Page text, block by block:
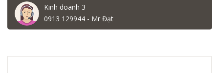
Kinh doanh 3
0913 129944 - Mr Đạt